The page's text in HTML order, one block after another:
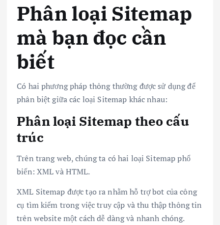
Phân loại Sitemap
mà bạn đọc cần
biết
Có hai phương pháp thông thường được sử dụng để
phân biệt giữa các loại Sitemap khác nhau:
Phân loại Sitemap theo cấu
trúc
Trên trang web, chúng ta có hai loại Sitemap phổ
biến: XML và HTML.
XML Sitemap được tạo ra nhằm hỗ trợ bot của công
cụ tìm kiếm trong việc truy cập và thu thập thông tin
trên website một cách dễ dàng và nhanh chóng.